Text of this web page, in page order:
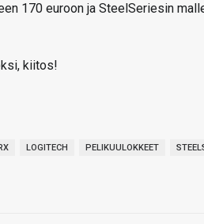
170 euroon ja SteelSeriesin
kiitos!
LOGITECH PELIKUULOKKEET